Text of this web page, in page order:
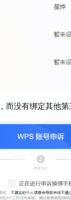
而没有绑定其他